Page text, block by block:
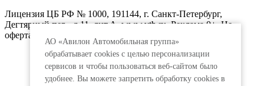
АО «Авилон Автомобильная группа»
обрабатывает cookies с целью персонализации
сервисов и чтобы пользоваться веб-сайтом было
удобнее. Вы можете запретить обработку сookies в
Лицензия ЦБ РФ № 1000, 191144, г. Санкт-Петербург,
Дегтярный пер., д.11, лит.А. www.vtb.ru. Реклама 0+. Не
оферта.